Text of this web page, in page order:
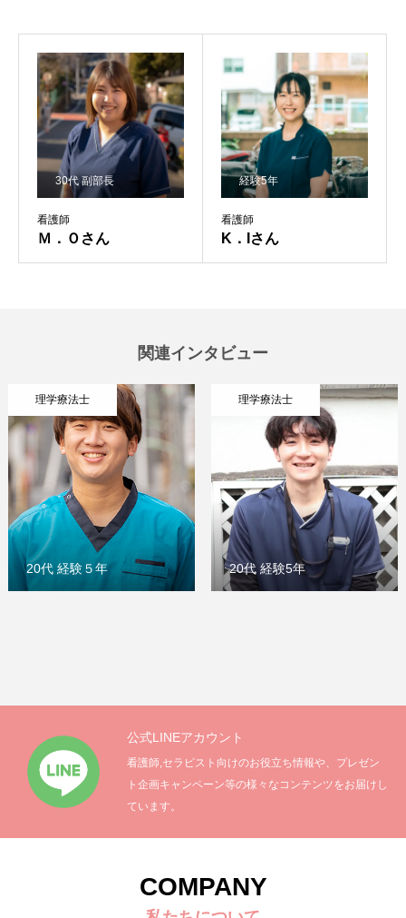
私たちについて
事業内容
会社説明会 / 資料ダウンロードについて
看護師
Ｍ．Ｏさん
30代 副部長
看護師
K．Iさん
経験5年
関連インタビュー
理学療法士
20代 経験５年
理学療法士
20代 経験5年
公式LINEアカウント
看護師,セラピスト向けのお役立ち情報や、プレゼン
ト企画キャンペーン等の様々なコンテンツをお届けし
ています。
COMPANY